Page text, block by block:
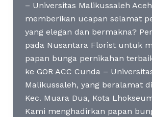
– Universitas Malikussaleh
memberikan ucapan selamat
yang elegan dan bermakna?
pada Nusantara Florist untuk
papan bunga pernikahan
ke GOR ACC Cunda –
Malikussaleh, yang beralamat
Kec. Muara Dua, Kota
Kami menghadirkan papan